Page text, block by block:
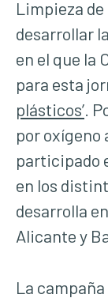
Limpieza
desarrollar
en el que la
para esta
plásticos’ .
por oxígeno
participado
en los
desarrolla
Alicante y
La